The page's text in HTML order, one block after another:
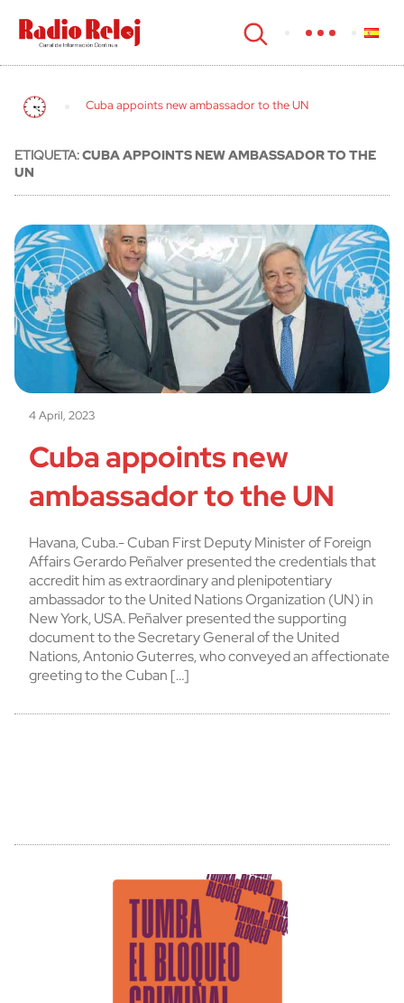
cerrar
Cuba appoints new ambassador to the UN
ETIQUETA:CUBA APPOINTS NEW AMBASSADOR TO THE
UN
4 April, 2023
Cuba appoints new
ambassador to the UN
Havana, Cuba.- Cuban First Deputy Minister of Foreign
Affairs Gerardo Peñalver presented the credentials that
accredit him as extraordinary and plenipotentiary
ambassador to the United Nations Organization (UN) in
New York, USA. Peñalver presented the supporting
document to the Secretary General of the United
Nations, Antonio Guterres, who conveyed an affectionate
greeting to the Cuban […]